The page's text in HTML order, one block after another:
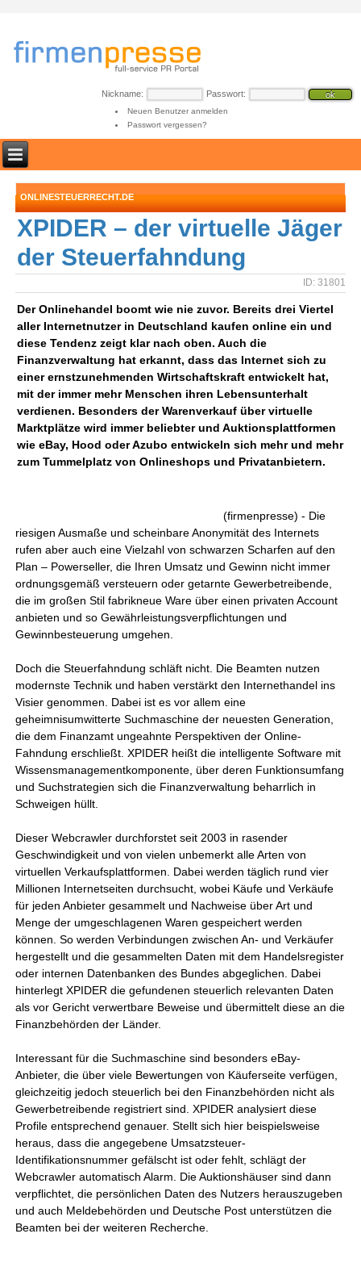
Nickname: Passwort:
Neuen Benutzer anmelden
Passwort vergessen?
ONLINESTEUERRECHT.DE
XPIDER – der virtuelle Jäger
der Steuerfahndung
ID: 31801
Der Onlinehandel boomt wie nie zuvor. Bereits drei Viertel
aller Internetnutzer in Deutschland kaufen online ein und
diese Tendenz zeigt klar nach oben. Auch die
Finanzverwaltung hat erkannt, dass das Internet sich zu
einer ernstzunehmenden Wirtschaftskraft entwickelt hat,
mit der immer mehr Menschen ihren Lebensunterhalt
verdienen. Besonders der Warenverkauf über virtuelle
Marktplätze wird immer beliebter und Auktionsplattformen
wie eBay, Hood oder Azubo entwickeln sich mehr und mehr
zum Tummelplatz von Onlineshops und Privatanbietern.
(firmenpresse) - Die
riesigen Ausmaße und scheinbare Anonymität des Internets
rufen aber auch eine Vielzahl von schwarzen Scharfen auf den
Plan – Powerseller, die Ihren Umsatz und Gewinn nicht immer
ordnungsgemäß versteuern oder getarnte Gewerbetreibende,
die im großen Stil fabrikneue Ware über einen privaten Account
anbieten und so Gewährleistungsverpflichtungen und
Gewinnbesteuerung umgehen.
Doch die Steuerfahndung schläft nicht. Die Beamten nutzen
modernste Technik und haben verstärkt den Internethandel ins
Visier genommen. Dabei ist es vor allem eine
geheimnisumwitterte Suchmaschine der neuesten Generation,
die dem Finanzamt ungeahnte Perspektiven der Online-
Fahndung erschließt. XPIDER heißt die intelligente Software mit
Wissensmanagementkomponente, über deren Funktionsumfang
und Suchstrategien sich die Finanzverwaltung beharrlich in
Schweigen hüllt.
Dieser Webcrawler durchforstet seit 2003 in rasender
Geschwindigkeit und von vielen unbemerkt alle Arten von
virtuellen Verkaufsplattformen. Dabei werden täglich rund vier
Millionen Internetseiten durchsucht, wobei Käufe und Verkäufe
für jeden Anbieter gesammelt und Nachweise über Art und
Menge der umgeschlagenen Waren gespeichert werden
können. So werden Verbindungen zwischen An- und Verkäufer
hergestellt und die gesammelten Daten mit dem Handelsregister
oder internen Datenbanken des Bundes abgeglichen. Dabei
hinterlegt XPIDER die gefundenen steuerlich relevanten Daten
als vor Gericht verwertbare Beweise und übermittelt diese an die
Finanzbehörden der Länder.
Interessant für die Suchmaschine sind besonders eBay-
Anbieter, die über viele Bewertungen von Käuferseite verfügen,
gleichzeitig jedoch steuerlich bei den Finanzbehörden nicht als
Gewerbetreibende registriert sind. XPIDER analysiert diese
Profile entsprechend genauer. Stellt sich hier beispielsweise
heraus, dass die angegebene Umsatzsteuer-
Identifikationsnummer gefälscht ist oder fehlt, schlägt der
Webcrawler automatisch Alarm. Die Auktionshäuser sind dann
verpflichtet, die persönlichen Daten des Nutzers herauszugeben
und auch Meldebehörden und Deutsche Post unterstützen die
Beamten bei der weiteren Recherche.